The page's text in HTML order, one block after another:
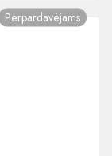
Perpardavėjams